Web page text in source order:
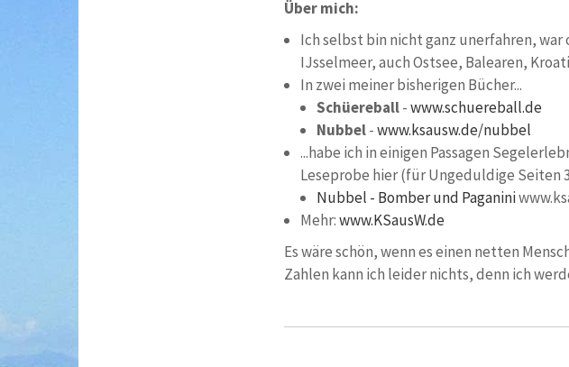
Über mich:
Ich selbst bin nicht ganz unerfahren,
IJsselmeer, auch Ostsee, Balearen,
In zwei meiner bisherigen Bücher...
Schüereball-www.schuereball.de
Nubbel-www.ksausw.de/nubbel
...habe ich in einigen Passagen
Leseprobe hier (für Ungeduldige Seiten
Nubbel - Bomber und Paganini
Mehr:www.KSausW.de
Es wäre schön, wenn es einen netten
Zahlen kann ich leider nichts, denn ich